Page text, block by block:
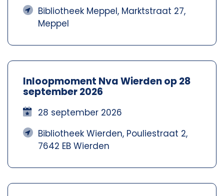
Bibliotheek Meppel, Marktstraat 27,
Meppel
Inloopmoment Nva Wierden op 28
september 2026
28 september 2026
Bibliotheek Wierden, Pouliestraat 2,
7642 EB Wierden